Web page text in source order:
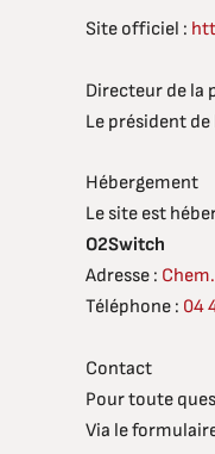
Site officiel :
Directeur de la
Le président de
Hébergement
Le site est
O2Switch
Adresse :
Téléphone : 04
Contact
Pour toute
Via le